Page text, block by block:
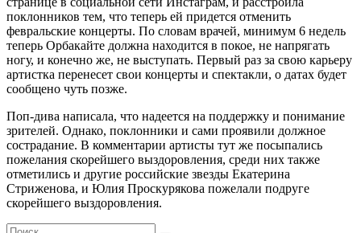
поклонников тем, что теперь ей придется отменить
февральские концерты. По словам врачей, минимум 6 недель
теперь Орбакайте должна находится в покое, не напрягать
ногу, и конечно же, не выступать. Первый раз за свою карьеру
артистка перенесет свои концерты и спектакли, о датах будет
сообщено чуть позже.
Поп-дива написала, что надеется на поддержку и понимание
зрителей. Однако, поклонники и сами проявили должное
сострадание. В комментарии артисты тут же посыпались
пожелания скорейшего выздоровления, среди них также
отметились и другие российские звезды Екатерина
Стриженова, и Юлия Проскурякова пожелали подруге
скорейшего выздоровления.